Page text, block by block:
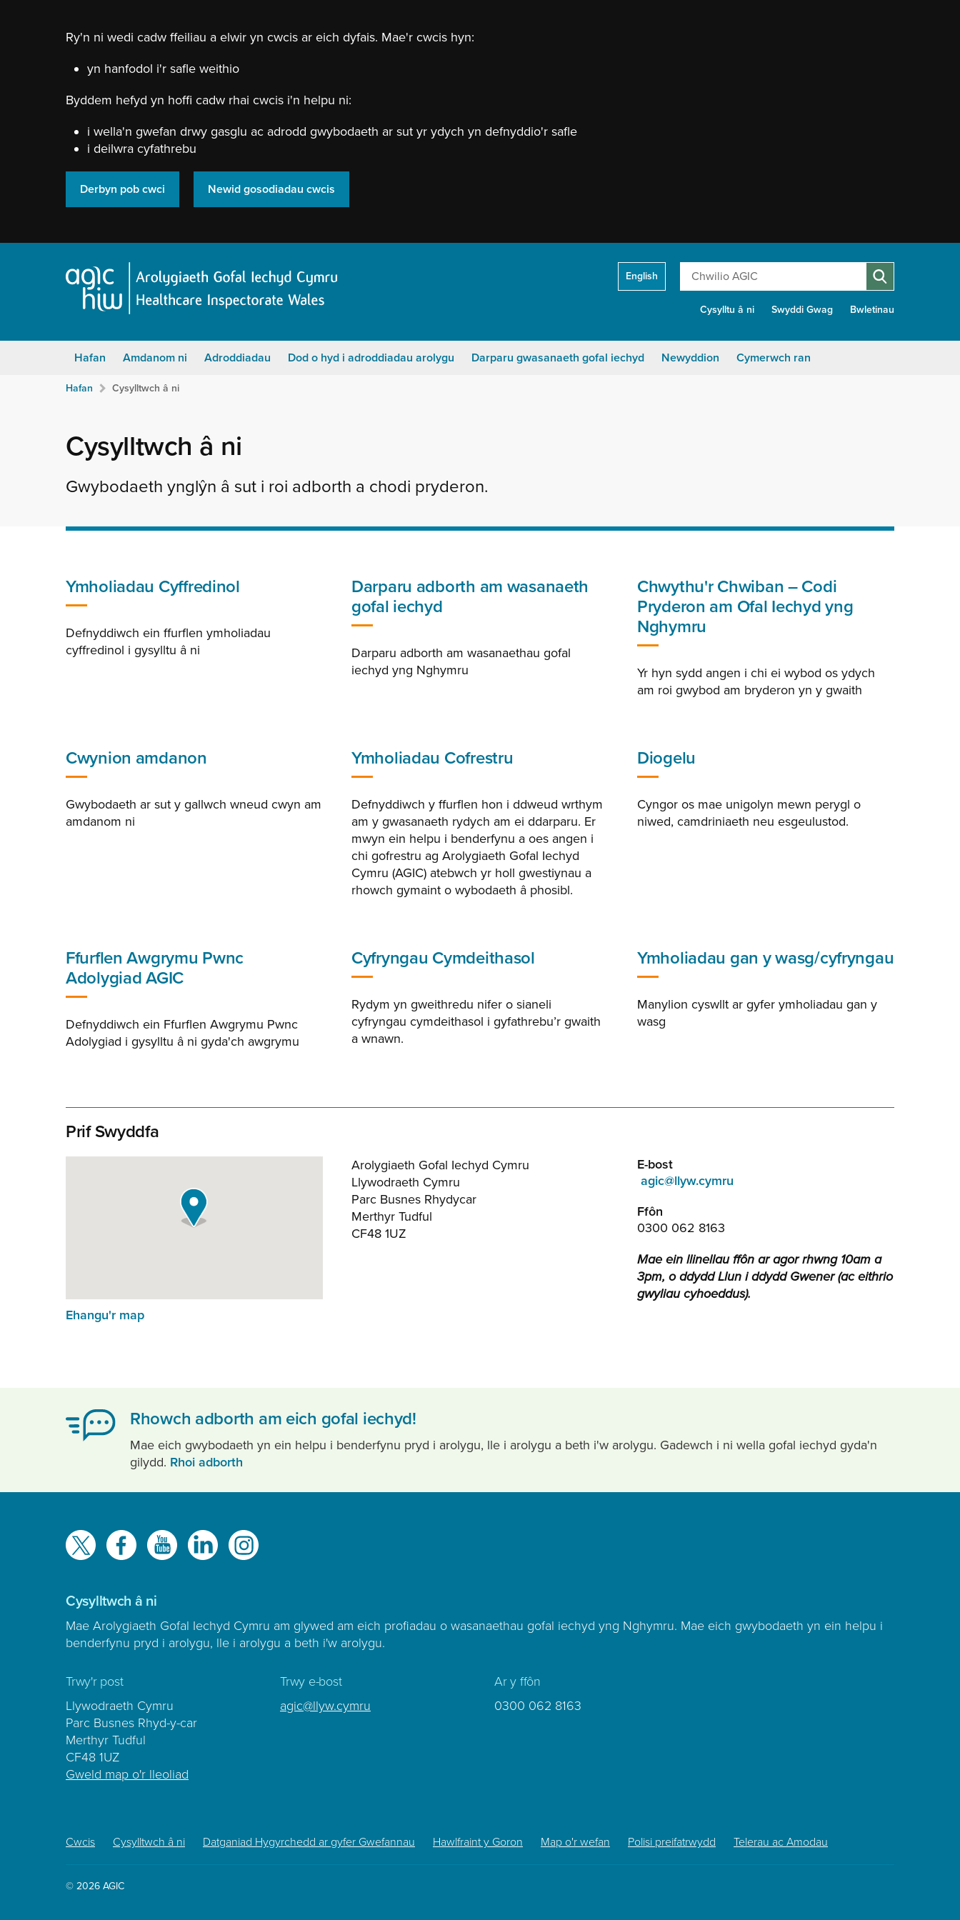
Ry'n ni wedi cadw ffeiliau a elwir yn cwcis ar eich dyfais. Mae'r cwcis hyn:
yn hanfodol i'r safle weithio
Byddem hefyd yn hoffi cadw rhai cwcis i'n helpu ni:
i wella'n gwefan drwy gasglu ac adrodd gwybodaeth ar sut yr ydych yn defnyddio'r safle
i deilwra cyfathrebu
Derbyn pob cwci Newid gosodiadau cwcis
Hafan
English
Menu
Cysylltu â ni Swyddi Gwag Bwletinau
Hafan Amdanom ni Adroddiadau Dod o hyd i adroddiadau arolygu Darparu gwasanaeth gofal iechyd Newyddion Cymerwch ran
Breadcrumb
Hafan
Neidio
Cysylltwch â ni
Cysylltwch â ni
Gwybodaeth ynglŷn â sut i roi adborth a chodi pryderon.
Ymholiadau Cyffredinol
Defnyddiwch ein ffurflen ymholiadau
cyffredinol i gysylltu â ni
Darparu adborth am wasanaeth
gofal iechyd
Darparu adborth am wasanaethau gofal
iechyd yng Nghymru
Chwythu'r Chwiban – Codi
Pryderon am Ofal Iechyd yng
Nghymru
Yr hyn sydd angen i chi ei wybod os ydych
am roi gwybod am bryderon yn y gwaith
Cwynion amdanon
Gwybodaeth ar sut y gallwch wneud cwyn am
amdanom ni
Ymholiadau Cofrestru
Defnyddiwch y ffurflen hon i ddweud wrthym
am y gwasanaeth rydych am ei ddarparu. Er
mwyn ein helpu i benderfynu a oes angen i
chi gofrestru ag Arolygiaeth Gofal Iechyd
Cymru (AGIC) atebwch yr holl gwestiynau a
rhowch gymaint o wybodaeth â phosibl.
Diogelu
Cyngor os mae unigolyn mewn perygl o
niwed, camdriniaeth neu esgeulustod.
Ffurflen Awgrymu Pwnc
Adolygiad AGIC
Defnyddiwch ein Ffurflen Awgrymu Pwnc
Adolygiad i gysylltu â ni gyda'ch awgrymu
Cyfryngau Cymdeithasol
Rydym yn gweithredu nifer o sianeli
cyfryngau cymdeithasol i gyfathrebu’r gwaith
a wnawn.
Ymholiadau gan y wasg/cyfryngau
Manylion cyswllt ar gyfer ymholiadau gan y
wasg
Prif Swyddfa
Ehangu'r map
Arolygiaeth Gofal Iechyd Cymru
Llywodraeth Cymru
Parc Busnes Rhydycar
Merthyr Tudful
CF48 1UZ
E-bost
agic@llyw.cymru
Ffôn
0300 062 8163
Mae ein llinellau ffôn ar agor rhwng 10am a
3pm, o ddydd Llun i ddydd Gwener (ac eithrio
gwyliau cyhoeddus).
Rhowch adborth am eich gofal iechyd!
Mae eich gwybodaeth yn ein helpu i benderfynu pryd i arolygu, lle i arolygu a beth i'w arolygu. Gadewch i ni wella gofal iechyd gyda'n
gilydd. Rhoi adborth
Gwelwch
ni
Cysylltwch â ni
Mae Arolygiaeth Gofal Iechyd Cymru am glywed am eich profiadau o wasanaethau gofal iechyd yng Nghymru. Mae eich gwybodaeth yn ein helpu i
benderfynu pryd i arolygu, lle i arolygu a beth i'w arolygu.
Trwy'r post
Llywodraeth Cymru
Parc Busnes Rhyd-y-car
Merthyr Tudful
CF48 1UZ
Gweld map o'r lleoliad
Trwy e-bost
agic@llyw.cymru
Ar y ffôn
0300 062 8163
Footer
Menu
Cwcis Cysylltwch â ni Datganiad Hygyrchedd ar gyfer Gwefannau Hawlfraint y Goron Map o'r wefan Polisi preifatrwydd Telerau ac Amodau
© 2026 AGIC